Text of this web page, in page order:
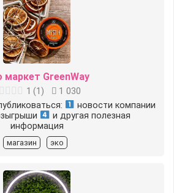
маркет GreenWay
1 (1 )
1 030
новости компании
и другая полезная
информация
магазин эко